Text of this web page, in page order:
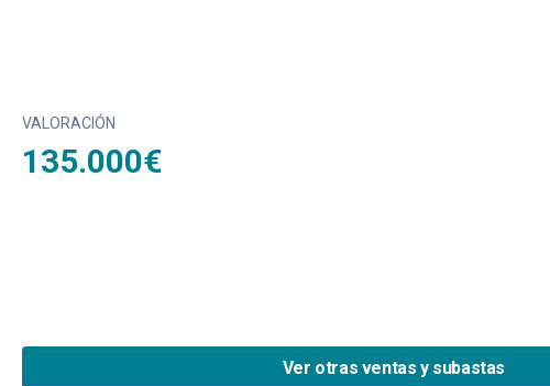
VALORACIÓN
135.000€
Ver otras ventas y subastas